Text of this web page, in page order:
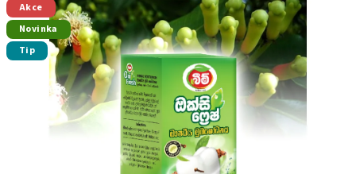
produktu
je
0,0
z
5
hvězdiček.
Akce
Novinka
Tip